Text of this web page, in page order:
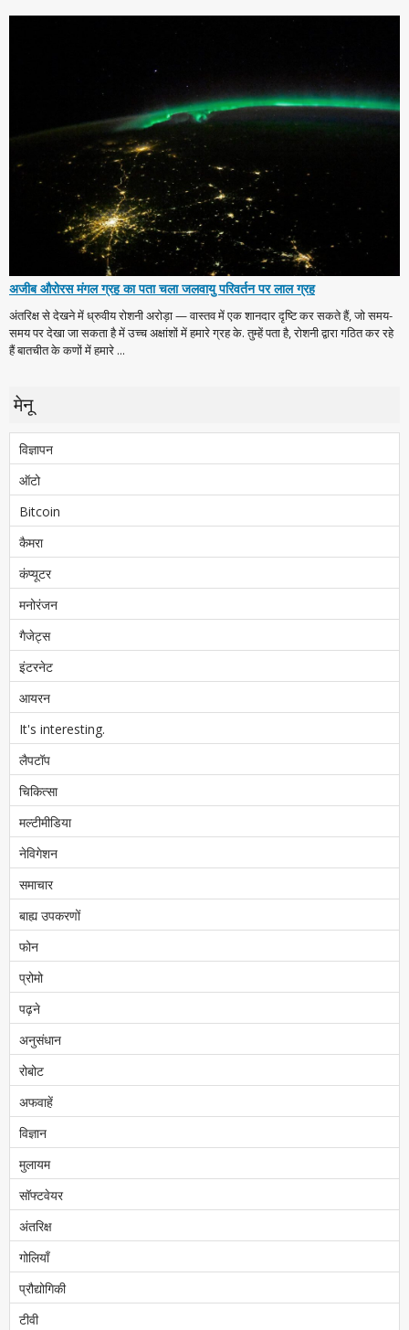
अजीब औरोरस मंगल ग्रह का पता चला जलवायु परिवर्तन पर लाल ग्रह
अंतरिक्ष से देखने में ध्रुवीय रोशनी अरोड़ा — वास्तव में एक शानदार दृष्टि कर सकते हैं, जो समय-
समय पर देखा जा सकता है में उच्च अक्षांशों में हमारे ग्रह के. तुम्हें पता है, रोशनी द्वारा गठित कर रहे
हैं बातचीत के कणों में हमारे ...
मेनू
विज्ञापन
ऑटो
Bitcoin
कैमरा
कंप्यूटर
मनोरंजन
गैजेट्स
इंटरनेट
आयरन
It's interesting.
लैपटॉप
चिकित्सा
मल्टीमीडिया
नेविगेशन
समाचार
बाह्य उपकरणों
फोन
प्रोमो
पढ़ने
अनुसंधान
रोबोट
अफवाहें
विज्ञान
मुलायम
सॉफ्टवेयर
अंतरिक्ष
गोलियाँ
प्रौद्योगिकी
टीवी